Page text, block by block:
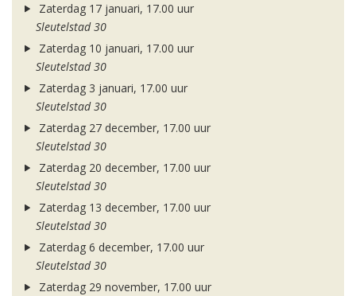
Zaterdag 17 januari, 17.00 uur
Sleutelstad 30
Zaterdag 10 januari, 17.00 uur
Sleutelstad 30
Zaterdag 3 januari, 17.00 uur
Sleutelstad 30
Zaterdag 27 december, 17.00 uur
Sleutelstad 30
Zaterdag 20 december, 17.00 uur
Sleutelstad 30
Zaterdag 13 december, 17.00 uur
Sleutelstad 30
Zaterdag 6 december, 17.00 uur
Sleutelstad 30
Zaterdag 29 november, 17.00 uur